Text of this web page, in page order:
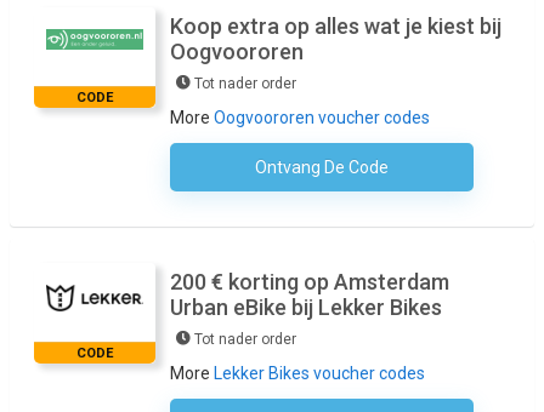
CODE
Koop extra op alles wat je kiest bij
Oogvoororen
Tot nader order
More Oogvoororen voucher codes
Ontvang De CodeGeen Code Nodig
CODE
200 € korting op Amsterdam
Urban eBike bij Lekker Bikes
Tot nader order
More Lekker Bikes voucher codes